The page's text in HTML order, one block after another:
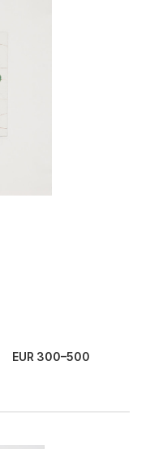
EUR 300–500